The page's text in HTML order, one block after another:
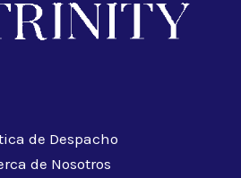
de Despacho
de Nosotros